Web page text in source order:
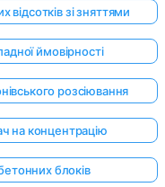
зі зняттями
ймовірності
розсіювання
на концентрацію
блоків